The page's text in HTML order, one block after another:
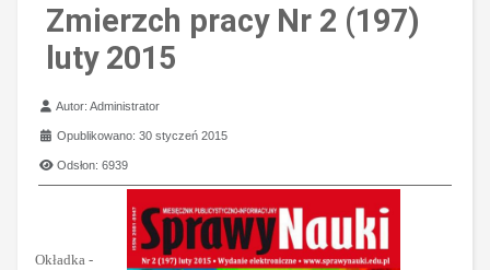
Zmierzch pracy Nr 2 (197)
luty 2015
Szczegóły
Autor:Administrator
Opublikowano: 30 styczeń 2015
Odsłon: 6939
Okładka -